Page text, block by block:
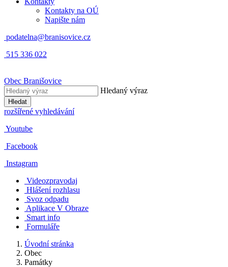
Kontakty na OÚ
Napište nám
podatelna@branisovice.cz
515 336 022
Obec Branišovice
Hledaný výraz
Hledat
rozšířené vyhledávání
Youtube
Facebook
Instagram
Videozpravodaj
Hlášení rozhlasu
Svoz odpadu
Aplikace V Obraze
Smart info
Formuláře
Úvodní stránka
Obec
Památky